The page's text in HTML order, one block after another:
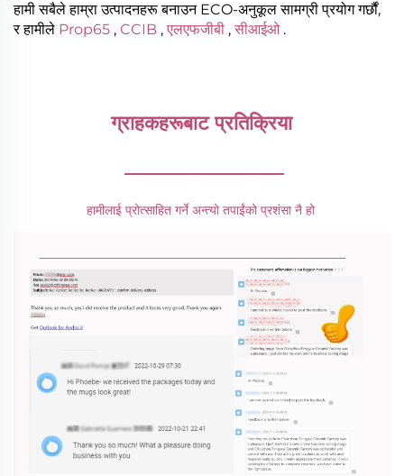
हामी सबैले हाम्रा उत्पादनहरू बनाउन ECO-अनुकूल सामग्री प्रयोग गर्छौं,
र हामीले Prop65 , CCIB , एलएफजीबी , सीआईओ .
ग्राहकहरूबाट प्रतिक्रिया
________________
हामीलाई प्रोत्साहित गर्ने अन्त्यो तपाईंको प्रशंसा नै हो